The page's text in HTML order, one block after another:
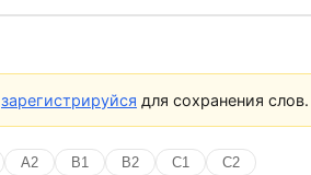
зарегистрируйся для сохранения слов.
A2 B1 B2 C1 C2